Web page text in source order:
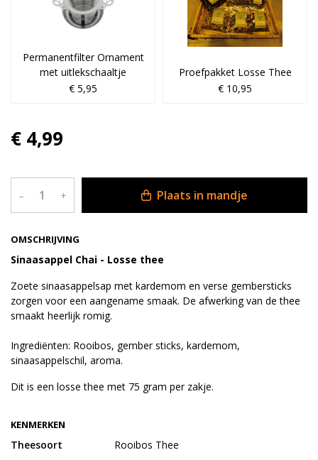
OMSCHRIJVING
Sinaasappel Chai - Losse thee
Zoete sinaasappelsap met kardemom en verse gembersticks
zorgen voor een aangename smaak. De afwerking van de thee
smaakt heerlijk romig.
Ingrediënten: Rooibos, gember sticks, kardemom,
sinaasappelschil, aroma.
Dit is een losse thee met 75 gram per zakje.
Permanentfilter Ornament
met uitlekschaaltje
€ 5,95
Proefpakket Losse Thee
€ 10,95
€ 4,99
– + Plaats in mandje
KENMERKEN
Theesoort Rooibos Thee